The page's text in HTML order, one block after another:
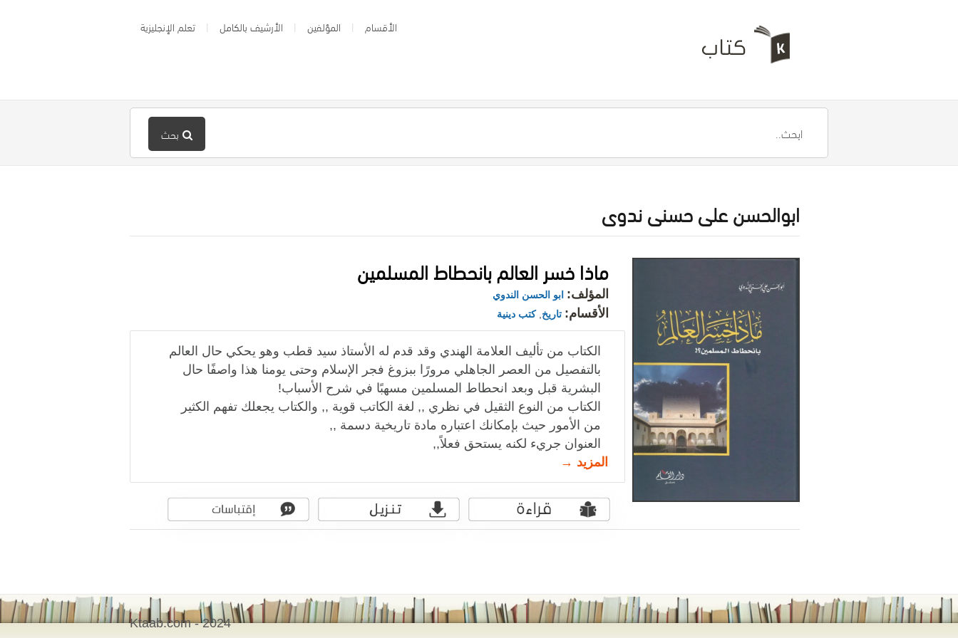
الأقسام المؤلفين الأرشيف بالكامل تعلم الإنجليزية
بحث
ابوالحسن علی حسنی ندوی
ماذا خسر العالم بانحطاط المسلمين
المؤلف: ابو الحسن الندوي
الأقسام: تاريخ ,كتب دينية
الكتاب من تأليف العلامة الهندي وقد قدم له الأستاذ سيد قطب وهو يحكي حال العالم
بالتفصيل من العصر الجاهلي مرورًا ببزوغ فجر الإسلام وحتى يومنا هذا واصفًا حال
البشرية قبل وبعد انحطاط المسلمين مسهبًا في شرح الأسباب!
الكتاب من النوع الثقيل في نظري ,, لغة الكاتب قوية ,, والكتاب يجعلك تفهم الكثير
من الأمور حيث بإمكانك اعتباره مادة تاريخية دسمة ,,
العنوان جريء لكنه يستحق فعلاً,,
المزيد →
Ktaab.com - 2024